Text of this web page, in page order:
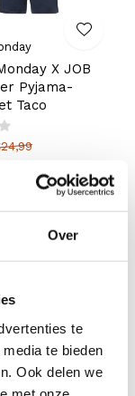
Over
te
te bieden
Ook delen we
X JOB
Pyjama-
Taco